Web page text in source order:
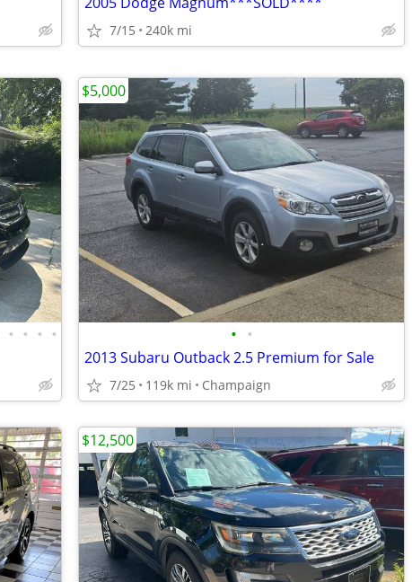
7/15 240k mi
• • • • • •
2013 Subaru Outback 2.5 Premium for Sale
7/25 119k mi Champaign
$5,000
$12,500